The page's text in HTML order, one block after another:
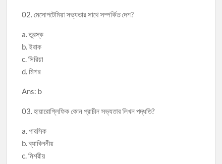
02. মেসোপটেমিয়া সভ্যতার সাথে সম্পর্কিত দেশ?
a. তুরস্ক
b. ইরাক
c. সিরিয়া
d. মিশর
Ans: b
03. হায়ারোগ্লিফিক কোন প্রাচীন সভ্যতার লিখন পদ্ধতি?
a. পারসিক
b. ব্যাবিলনীয়
c. মিশরীয়